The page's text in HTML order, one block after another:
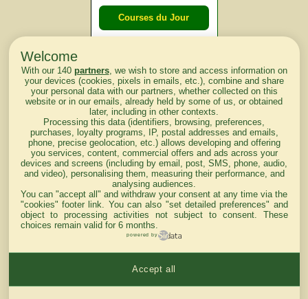
Courses du Jour
lendemain
Courses
d'aujourd'hui
Haut de Page
Mentions légales du site
Welcome
With our 140 partners, we wish to store and access information on
your devices (cookies, pixels in emails, etc.), combine and share
your personal data with our partners, whether collected on this
website or in our emails, already held by some of us, or obtained
later, including in other contexts.
Processing this data (identifiers, browsing, preferences,
purchases, loyalty programs, IP, postal addresses and emails,
phone, precise geolocation, etc.) allows developing and offering
you services, content, commercial offers and ads across your
devices and screens (including by email, post, SMS, phone, audio,
and video), personalising them, measuring their performance, and
analysing audiences.
You can "accept all" and withdraw your consent at any time via the
"cookies" footer link . You can also "set detailed preferences" and
object to processing activities not subject to consent. These
choices remain valid for 6 months.
powered by
Accept all